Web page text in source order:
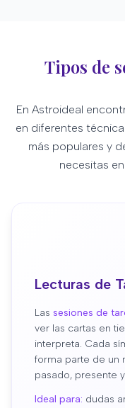
Tipos de
En Astroideal
en diferentes
más populares y
necesitas
Lecturas de
Las sesiones de
ver las cartas en
interpreta. Cada
forma parte de un
pasado, presente
Ideal para: dudas